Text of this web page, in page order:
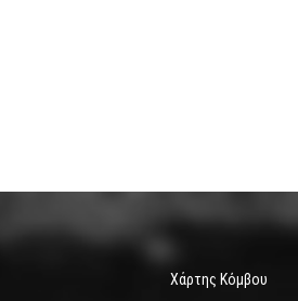
Χάρτης Κόμβου